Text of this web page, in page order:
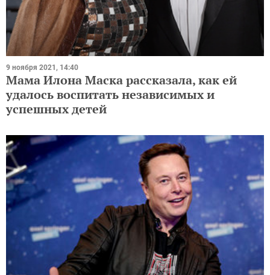
9 ноября 2021, 14:40
Мама Илона Маска рассказала, как ей
удалось воспитать независимых и
успешных детей